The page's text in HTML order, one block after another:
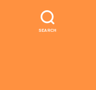
SEARCH